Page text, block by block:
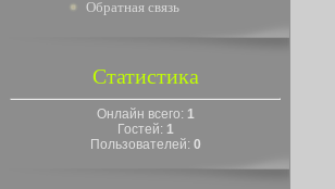
Обратная связь
Статистика
Онлайн всего: 1
Гостей: 1
Пользователей: 0